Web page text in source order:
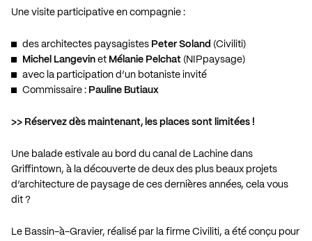
Une visite participative en compagnie :
des architectes paysagistes Peter Soland (Civiliti)
Michel Langevin et Mélanie Pelchat (NIPpaysage)
avec la participation d’un botaniste invité
Commissaire : Pauline Butiaux
>> Réservez dès maintenant, les places sont limitées !
Une balade estivale au bord du canal de Lachine dans
Griffintown, à la découverte de deux des plus beaux projets
d’architecture de paysage de ces dernières années, cela vous
dit ?
Le Bassin-à-Gravier, réalisé par la firme Civiliti, a été conçu pour